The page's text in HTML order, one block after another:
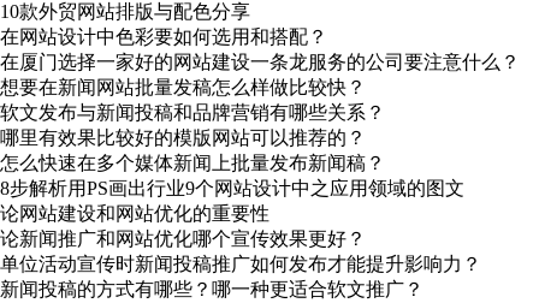
10款外贸网站排版与配色分享
在网站设计中色彩要如何选用和搭配？
在厦门选择一家好的网站建设一条龙服务的公司要注意什么？
想要在新闻网站批量发稿怎么样做比较快？
软文发布与新闻投稿和品牌营销有哪些关系？
哪里有效果比较好的模版网站可以推荐的？
怎么快速在多个媒体新闻上批量发布新闻稿？
8步解析用PS画出行业9个网站设计中之应用领域的图文
论网站建设和网站优化的重要性
论新闻推广和网站优化哪个宣传效果更好？
单位活动宣传时新闻投稿推广如何发布才能提升影响力？
新闻投稿的方式有哪些？哪一种更适合软文推广？